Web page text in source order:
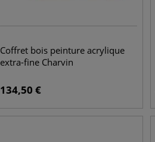
Coffret bois peinture acrylique
extra-fine Charvin
134,50 €